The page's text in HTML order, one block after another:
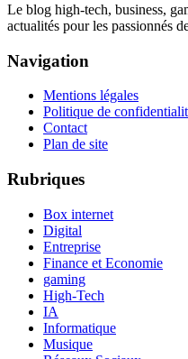
Le blog high-tech, business,
actualités pour les passionnés
Navigation
Mentions légales
Politique de
Contact
Plan de site
Rubriques
Box internet
Digital
Entreprise
Finance et Economie
gaming
High-Tech
IA
Informatique
Musique